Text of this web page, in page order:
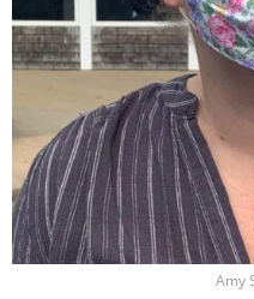
Amy